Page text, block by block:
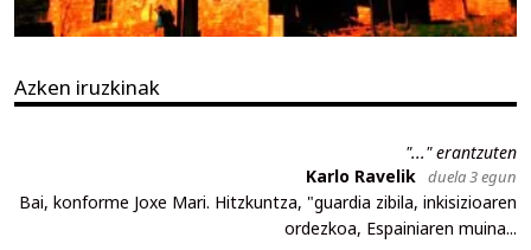
Azken iruzkinak
"..." erantzuten
Karlo Ravelik duela 3 egun
Bai, konforme Joxe Mari. Hitzkuntza, "guardia zibila, inkisizioaren
ordezkoa, Espainiaren muina...